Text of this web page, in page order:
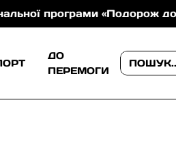
«Подорож до себе»
ДО
ПЕРЕМОГИ